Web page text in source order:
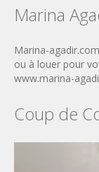
Marina
Marina-
ou à louer pour
www.marina-
Coup de